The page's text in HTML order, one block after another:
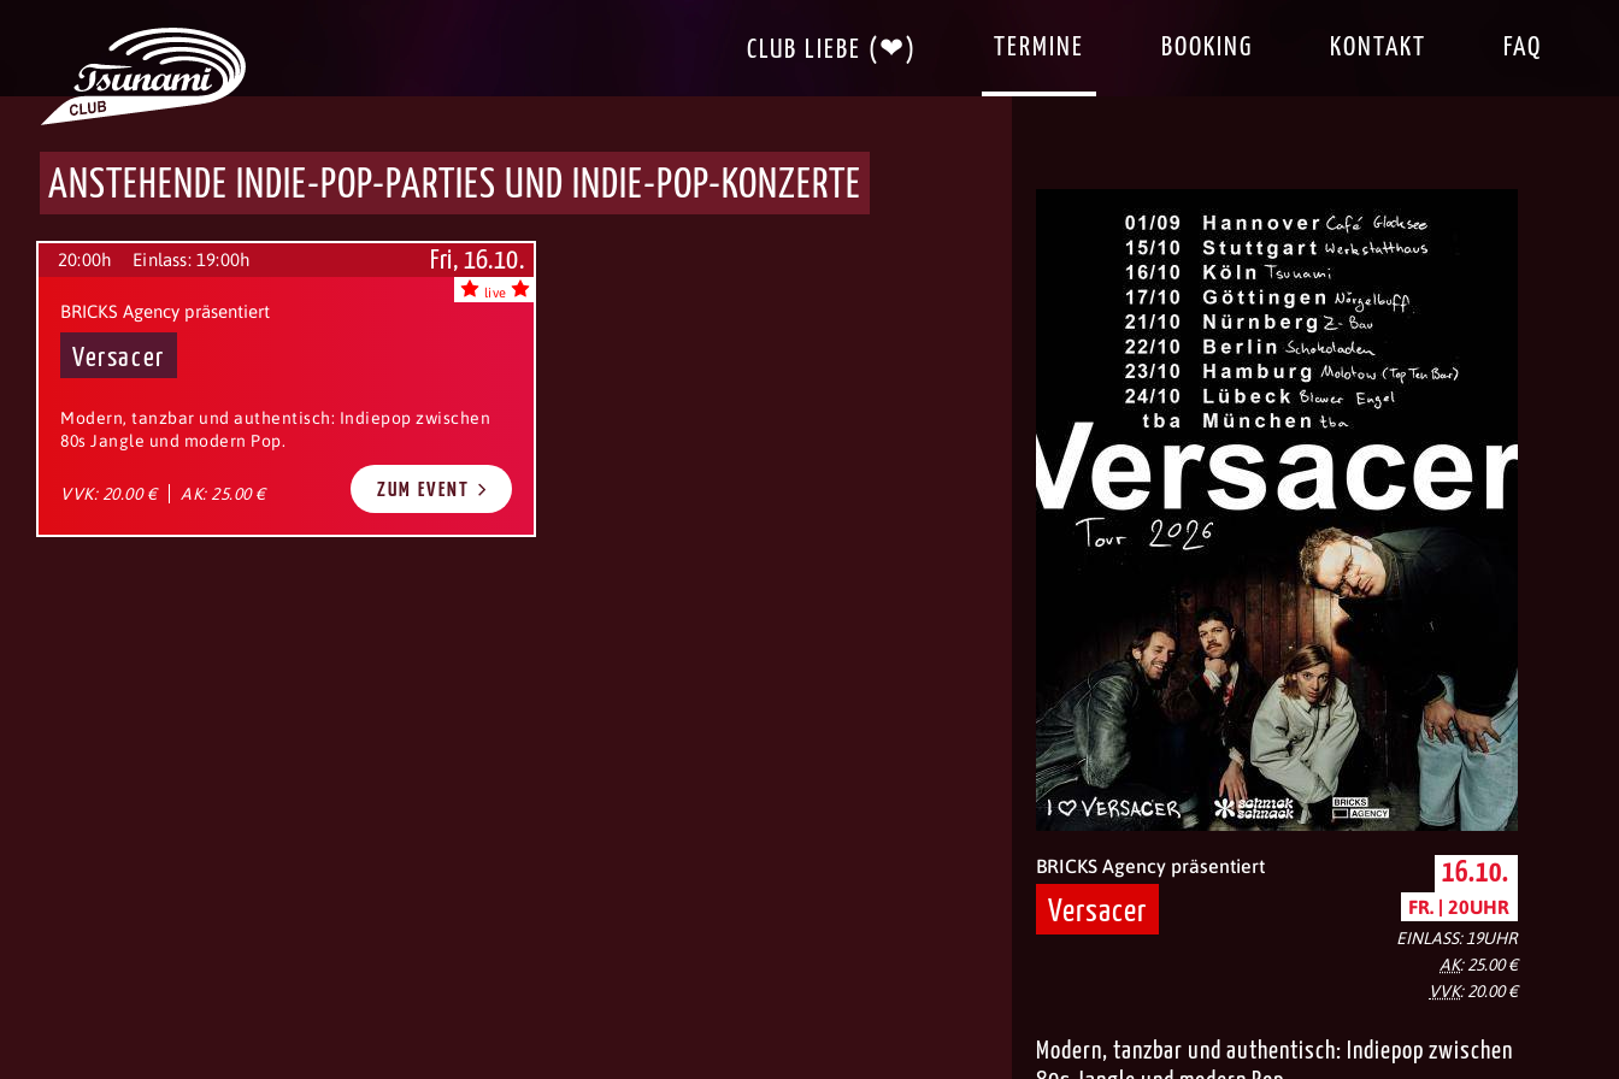
CLUB LIEBE (❤) TERMINE BOOKING KONTAKT FAQ
ANSTEHENDE INDIE-POP-PARTIES UND INDIE-POP-KONZERTE
20:00h Einlass: 19:00h Fri, 16.10.
live
BRICKS Agency präsentiert
Versacer
Modern, tanzbar und authentisch: Indiepop zwischen
80s Jangle und modern Pop.
VVK: 20.00 € AK: 25.00 € ZUM EVENT
BRICKS Agency präsentiert
Versacer
16.10.
FR. | 20UHR
EINLASS: 19UHR
AK: 25.00 €
VVK: 20.00 €
Modern, tanzbar und authentisch: Indiepop zwischen